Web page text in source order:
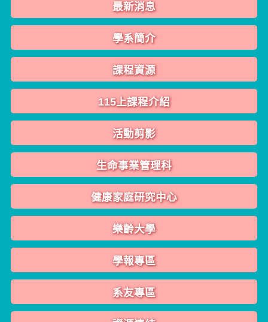
最新消息
學系簡介
課程資源
115上課程介紹
活動剪影
生命事業管理科
健康家庭研究中心
樂齡大學
學報專區
系友專區